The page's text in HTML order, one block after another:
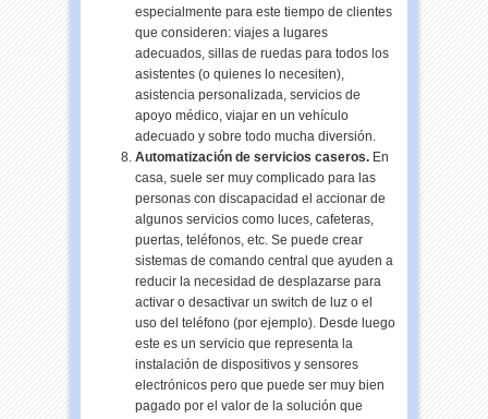
especialmente para este tiempo de clientes
que consideren: viajes a lugares
adecuados, sillas de ruedas para todos los
asistentes (o quienes lo necesiten),
asistencia personalizada, servicios de
apoyo médico, viajar en un vehículo
adecuado y sobre todo mucha diversión.
Automatización de servicios caseros. En
casa, suele ser muy complicado para las
personas con discapacidad el accionar de
algunos servicios como luces, cafeteras,
puertas, teléfonos, etc. Se puede crear
sistemas de comando central que ayuden a
reducir la necesidad de desplazarse para
activar o desactivar un switch de luz o el
uso del teléfono (por ejemplo). Desde luego
este es un servicio que representa la
instalación de dispositivos y sensores
electrónicos pero que puede ser muy bien
pagado por el valor de la solución que